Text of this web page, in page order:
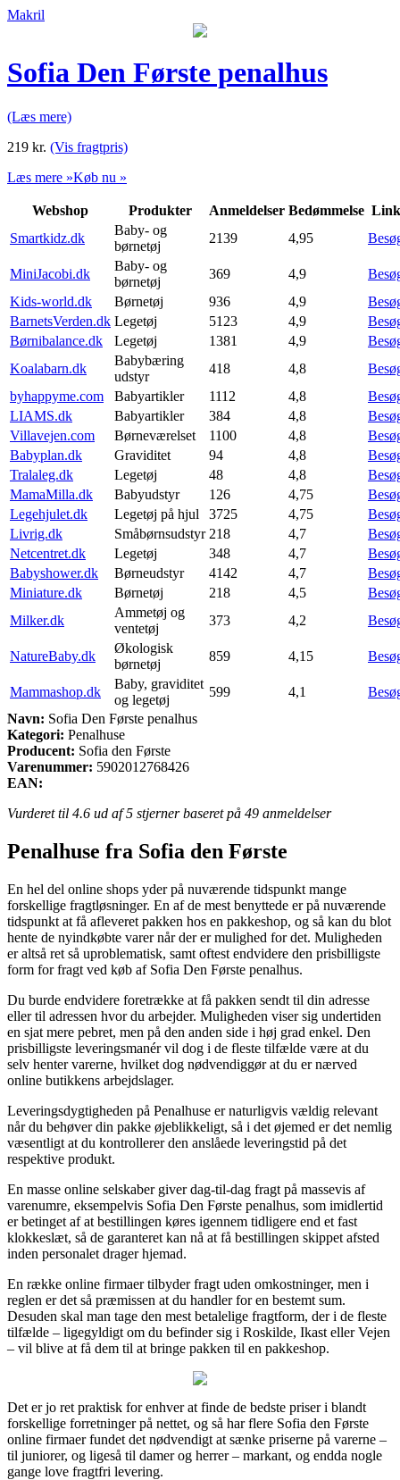
Makril
Sofia Den Første penalhus
(Læs mere)
219 kr. (Vis fragtpris)
Læs mere »Køb nu »
Webshop Produkter Anmeldelser Bedømmelse Link
Smartkidz.dk
Baby- og
børnetøj
2139 4,95
MiniJacobi.dk
Baby- og
børnetøj
369 4,9
Kids-world.dk
Børnetøj 936 4,9
BarnetsVerden.dk Legetøj 5123 4,9
Børnibalance.dk
Legetøj 1381 4,9
Koalabarn.dk
Babybæring
udstyr
418 4,8
byhappyme.com
Babyartikler 1112 4,8
LIAMS.dk
Babyartikler 384 4,8
Villavejen.com
Børneværelset 1100 4,8
Babyplan.dk
Graviditet 94 4,8
Tralaleg.dk
Legetøj 48 4,8
MamaMilla.dk
Babyudstyr 126 4,75
Legehjulet.dk
Legetøj på hjul 3725 4,75
Livrig.dk
Småbørnsudstyr 218 4,7
Netcentret.dk
Legetøj 348 4,7
Babyshower.dk
Børneudstyr 4142 4,7
Miniature.dk
Børnetøj 218 4,5
Milker.dk
Ammetøj og
ventetøj
373 4,2
NatureBaby.dk
Økologisk
børnetøj
859 4,15
Mammashop.dk
Baby, graviditet
og legetøj
599 4,1
Navn: Sofia Den Første penalhus
Kategori: Penalhuse
Producent: Sofia den Første
Varenummer: 5902012768426
EAN:
Vurderet til 4.6 ud af 5 stjerner baseret på 49 anmeldelser
Penalhuse fra Sofia den Første
En hel del online shops yder på nuværende tidspunkt mange
forskellige fragtløsninger. En af de mest benyttede er på nuværende
tidspunkt at få afleveret pakken hos en pakkeshop, og så kan du blot
hente de nyindkøbte varer når der er mulighed for det. Muligheden
er altså ret så uproblematisk, samt oftest endvidere den prisbilligste
form for fragt ved køb af Sofia Den Første penalhus.
Du burde endvidere foretrække at få pakken sendt til din adresse
eller til adressen hvor du arbejder. Muligheden viser sig undertiden
en sjat mere pebret, men på den anden side i høj grad enkel. Den
prisbilligste leveringsmanér vil dog i de fleste tilfælde være at du
selv henter varerne, hvilket dog nødvendiggør at du er nærved
online butikkens arbejdslager.
Leveringsdygtigheden på Penalhuse er naturligvis vældig relevant
når du behøver din pakke øjeblikkeligt, så i det øjemed er det nemlig
væsentligt at du kontrollerer den anslåede leveringstid på det
respektive produkt.
En masse online selskaber giver dag-til-dag fragt på massevis af
varenumre, eksempelvis Sofia Den Første penalhus, som imidlertid
er betinget af at bestillingen køres igennem tidligere end et fast
klokkeslæt, så de garanteret kan nå at få bestillingen skippet afsted
inden personalet drager hjemad.
En række online firmaer tilbyder fragt uden omkostninger, men i
reglen er det så præmissen at du handler for en bestemt sum.
Desuden skal man tage den mest betalelige fragtform, der i de fleste
tilfælde – ligegyldigt om du befinder sig i Roskilde, Ikast eller Vejen
– vil blive at få dem til at bringe pakken til en pakkeshop.
Det er jo ret praktisk for enhver at finde de bedste priser i blandt
forskellige forretninger på nettet, og så har flere Sofia den Første
online firmaer fundet det nødvendigt at sænke priserne på varerne –
til juniorer, og ligeså til damer og herrer – markant, og endda nogle
gange love fragtfri levering.